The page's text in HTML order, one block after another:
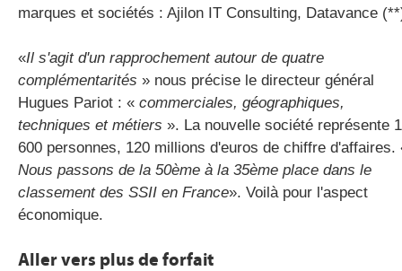
marques et sociétés : Ajilon IT Consulting, Datavance
«Il s'agit d'un rapprochement autour de quatre
complémentarités » nous précise le directeur général
Hugues Pariot : « commerciales, géographiques,
techniques et métiers ». La nouvelle société représente 1
600 personnes, 120 millions d'euros de chiffre d'affaires.
Nous passons de la 50ème à la 35ème place dans le
classement des SSII en France». Voilà pour l'aspect
économique.
Aller vers plus de forfait